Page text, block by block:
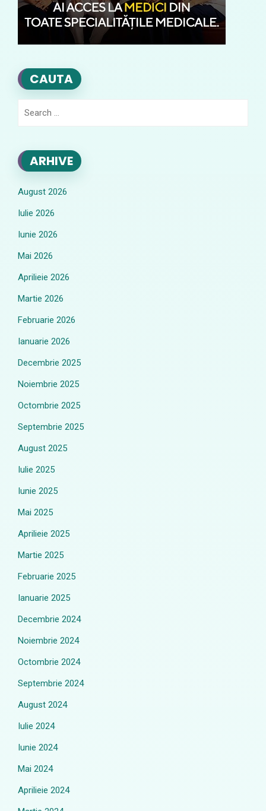
CAUTA
ARHIVE
August 2026
Iulie 2026
Iunie 2026
Mai 2026
Aprilieie 2026
Martie 2026
Februarie 2026
Ianuarie 2026
Decembrie 2025
Noiembrie 2025
Octombrie 2025
Septembrie 2025
August 2025
Iulie 2025
Iunie 2025
Mai 2025
Aprilieie 2025
Martie 2025
Februarie 2025
Ianuarie 2025
Decembrie 2024
Noiembrie 2024
Octombrie 2024
Septembrie 2024
August 2024
Iulie 2024
Iunie 2024
Mai 2024
Aprilieie 2024